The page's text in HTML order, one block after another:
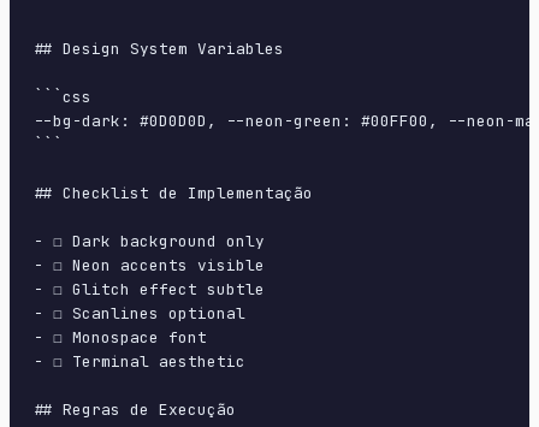
## Design System Variables
```css
--bg-dark: #0D0D0D, --neon-green: #00FF00, --
```
## Checklist de Implementação
- ☐ Dark background only
- ☐ Neon accents visible
- ☐ Glitch effect subtle
- ☐ Scanlines optional
- ☐ Monospace font
- ☐ Terminal aesthetic
## Regras de Execução